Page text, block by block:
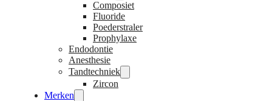
Composiet
Fluoride
Poederstraler
Prophylaxe
Endodontie
Anesthesie
Tandtechniek
Zircon
Merken